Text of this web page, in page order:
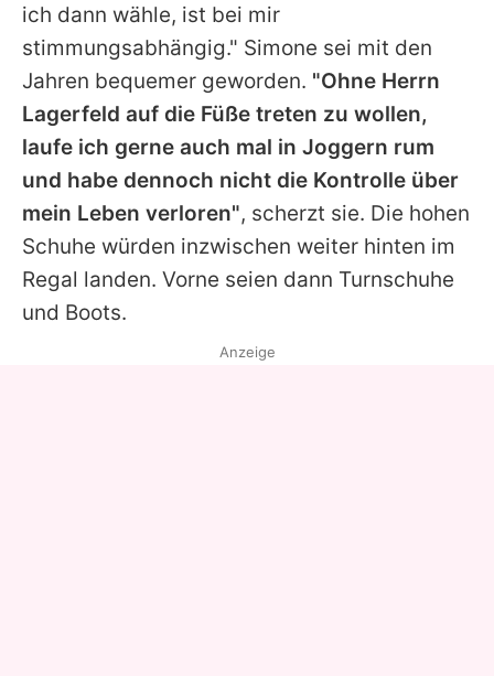
ich dann wähle, ist bei mir
stimmungsabhängig." Simone sei mit den
Jahren bequemer geworden. "Ohne Herrn
Lagerfeld auf die Füße treten zu wollen,
laufe ich gerne auch mal in Joggern rum
und habe dennoch nicht die Kontrolle über
mein Leben verloren", scherzt sie. Die hohen
Schuhe würden inzwischen weiter hinten im
Regal landen. Vorne seien dann Turnschuhe
und Boots.
Anzeige